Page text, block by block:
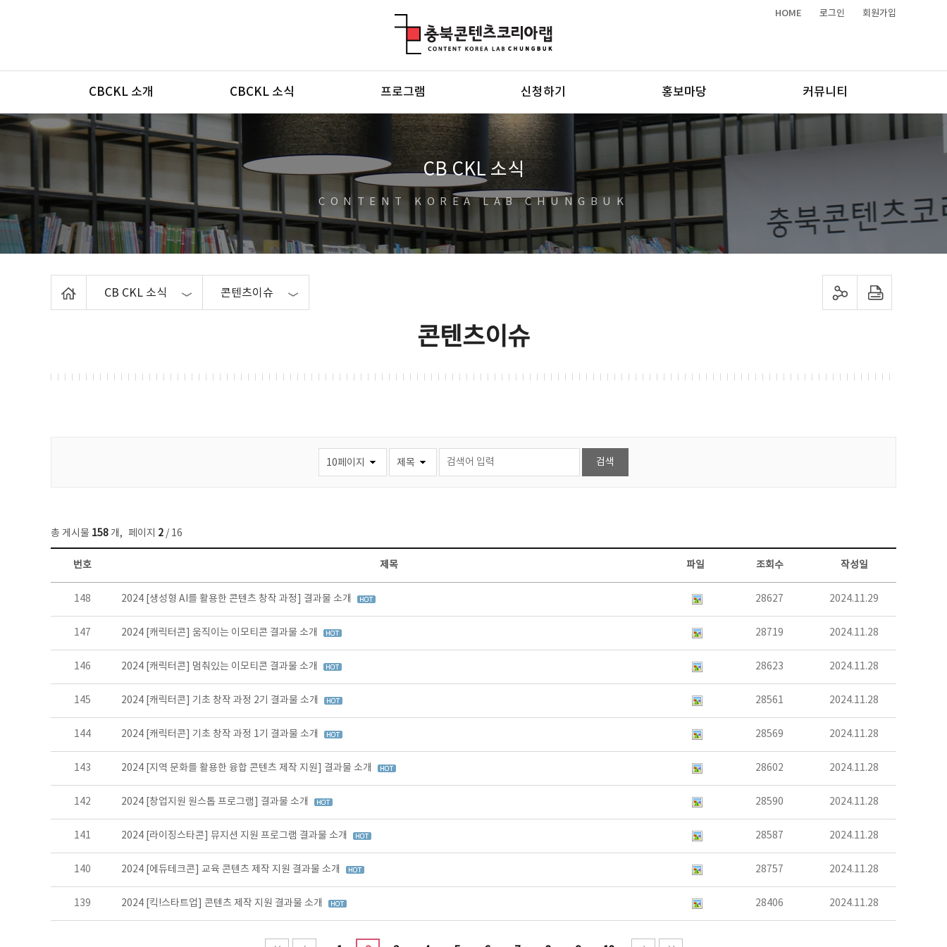
HOME 로그인 회원가입
메뉴
CBCKL 소개 CBCKL 소식 프로그램 신청하기 홍보마당 커뮤니티
CB CKL 소식
CONTENT KOREA LAB CHUNGBUK
CB CKL 소식 콘텐츠이슈 sns 공유하기 프린트하기
콘텐츠이슈
총 게시물 158 개, 페이지 2 / 16
콘텐츠이슈 목록 - 번호, 제목, 작성자, 파일, 조회수, 작성일 정보 제공
번호 제목 파일 조회수 작성일
148 2024 [생성형 AI를 활용한 콘텐츠 창작 과정] 결과물 소개 28627 2024.11.29
147 2024 [캐릭터콘] 움직이는 이모티콘 결과물 소개 28719 2024.11.28
146 2024 [캐릭터콘] 멈춰있는 이모티콘 결과물 소개 28623 2024.11.28
145 2024 [캐릭터콘] 기초 창작 과정 2기 결과물 소개 28561 2024.11.28
144 2024 [캐릭터콘] 기초 창작 과정 1기 결과물 소개 28569 2024.11.28
143 2024 [지역 문화를 활용한 융합 콘텐츠 제작 지원] 결과물 소개 28602 2024.11.28
142 2024 [창업지원 원스톱 프로그램] 결과물 소개 28590 2024.11.28
141 2024 [라이징스타콘] 뮤지션 지원 프로그램 결과물 소개 28587 2024.11.28
140 2024 [에듀테크콘] 교육 콘텐츠 제작 지원 결과물 소개 28757 2024.11.28
139 2024 [킥!스타트업] 콘텐츠 제작 지원 결과물 소개 28406 2024.11.28